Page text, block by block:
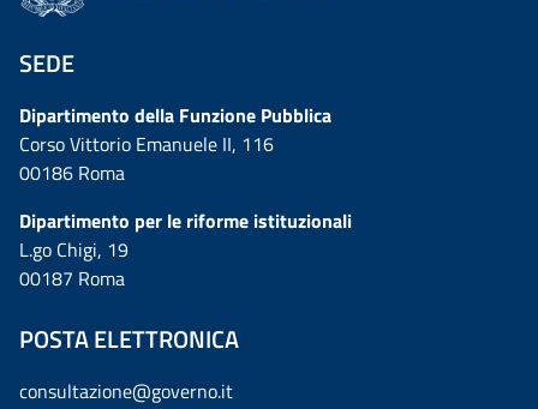
SEDE
Dipartimento della Funzione Pubblica
Corso Vittorio Emanuele II, 116
00186 Roma
Dipartimento per le riforme istituzionali
L.go Chigi, 19
00187 Roma
POSTA ELETTRONICA
consultazione@governo.it